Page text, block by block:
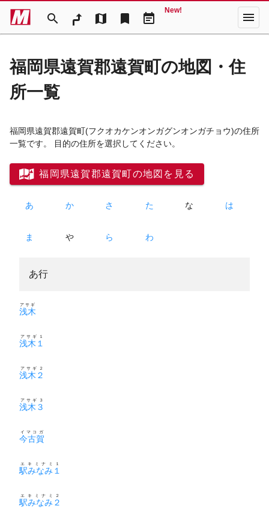
search map bookmark event_note
New! menu
福岡県遠賀郡遠賀町の地図・住
所一覧
福岡県遠賀郡遠賀町(フクオカケンオンガグンオンガチョウ)の住所
一覧です。 目的の住所を選択してください。
福岡県遠賀郡遠賀町の地図を見る
あ か さ た な は
ま や ら わ
あ行
浅木
アサギ
浅木１
アサギ１
浅木２
アサギ２
浅木３
アサギ３
今古賀
イマコガ
駅みなみ１
エキミナミ１
駅みなみ２
エキミナミ２